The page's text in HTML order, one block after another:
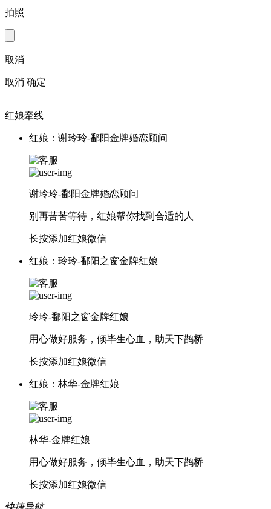
拍照
取消
取消 确定
红娘牵线
红娘：谢玲玲-鄱阳金牌婚恋顾问
谢玲玲-鄱阳金牌婚恋顾问
别再苦苦等待，红娘帮你找到合适的人
长按添加红娘微信
红娘：玲玲-鄱阳之窗金牌红娘
玲玲-鄱阳之窗金牌红娘
用心做好服务，倾毕生心血，助天下鹊桥
长按添加红娘微信
红娘：林华-金牌红娘
林华-金牌红娘
用心做好服务，倾毕生心血，助天下鹊桥
长按添加红娘微信
快捷导航